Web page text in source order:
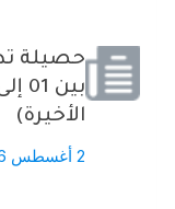
حصيلة
الأخيرة)
2 أغسطس 2026